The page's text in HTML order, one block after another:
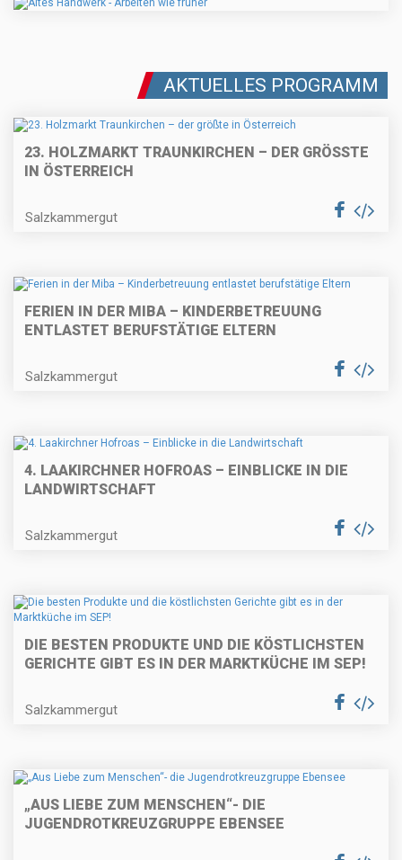
AKTUELLES PROGRAMM
23. HOLZMARKT TRAUNKIRCHEN – DER GRÖSSTE I
N ÖSTERREICH
Salzkammergut
FERIEN IN DER MIBA – KINDERBETREUUNG
ENTLASTET BERUFSTÄTIGE ELTERN
Salzkammergut
4. LAAKIRCHNER HOFROAS – EINBLICKE IN DIE
LANDWIRTSCHAFT
Salzkammergut
DIE BESTEN PRODUKTE UND DIE KÖSTLICHSTEN
GERICHTE GIBT ES IN DER MARKTKÜCHE IM SEP!
Salzkammergut
„AUS LIEBE ZUM MENSCHEN“- DIE
JUGENDROTKREUZGRUPPE EBENSEE